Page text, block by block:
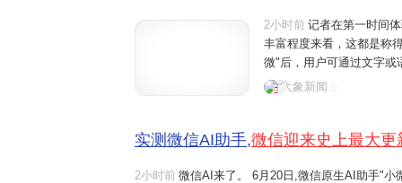
2小时前 记者在第一时间
丰富程度来看，这都是称
微"后，用户可通过文字或
话、文件阅读、设置提醒
大象新闻
实测微信AI助手,微信迎来史上最大更
2小时前 微信AI来了。 6月20日,微信原生AI助手"